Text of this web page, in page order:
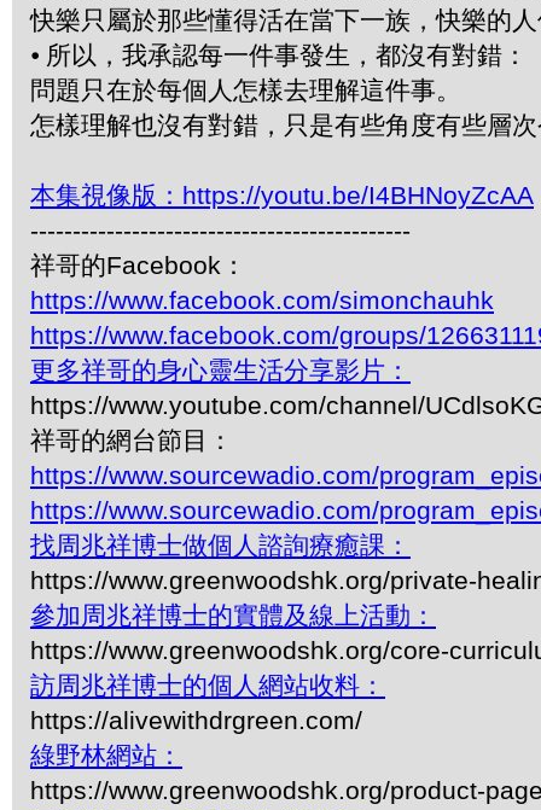
快樂只屬於那些懂得活在當下一族，快樂的
⦁ 所以，我承認每一件事發生，都沒有對錯：
問題只在於每個人怎樣去理解這件事。
怎樣理解也沒有對錯，只是有些角度有些層
本集視像版：https://youtu.be/I4BHNoyZcAA
---------------------------------------------
祥哥的Facebook：
https://www.facebook.com/simonchauhk
https://www.facebook.com/groups/
更多祥哥的身心靈生活分享影片：
https://www.youtube.com/channel/
祥哥的網台節目：
https://www.sourcewadio.com/
https://www.sourcewadio.com/
找周兆祥博士做個人諮詢療癒課：
https://www.greenwoodshk.org/private-
參加周兆祥博士的實體及線上活動：
https://www.greenwoodshk.org/core-
訪周兆祥博士的個人網站收料：
https://alivewithdrgreen.com/
綠野林網站：
https://www.greenwoodshk.org/product-